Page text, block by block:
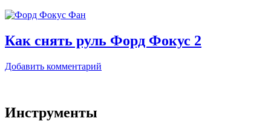
Как снять руль Форд Фокус 2
Добавить комментарий
Инструменты